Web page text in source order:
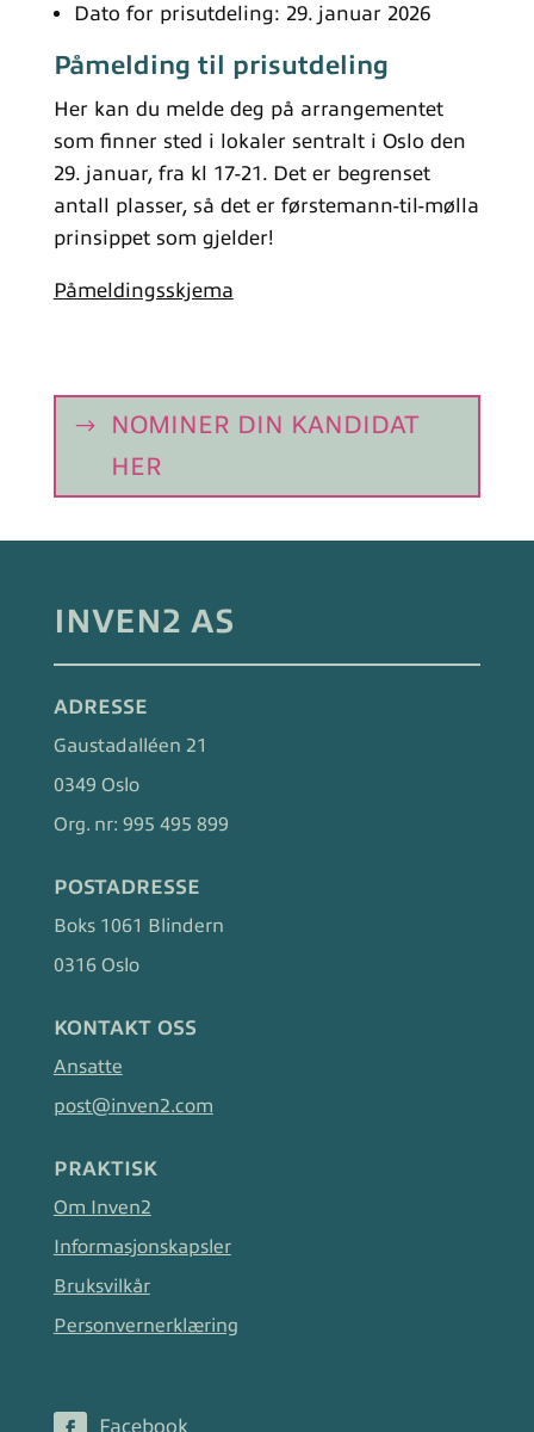
Dato for prisutdeling: 29. januar 2026
Påmelding til prisutdeling
Her kan du melde deg på arrangementet
som finner sted i lokaler sentralt i Oslo den
29. januar, fra kl 17-21. Det er begrenset
antall plasser, så det er førstemann-til-mølla
prinsippet som gjelder!
Påmeldingsskjema
NOMINER DIN KANDIDAT
HER
INVEN2 AS
ADRESSE
Gaustadalléen 21
0349 Oslo
Org. nr: 995 495 899
POSTADRESSE
Boks 1061 Blindern
0316 Oslo
KONTAKT OSS
Ansatte
post@inven2.com
PRAKTISK
Om Inven2
Informasjonskapsler
Bruksvilkår
Personvernerklæring